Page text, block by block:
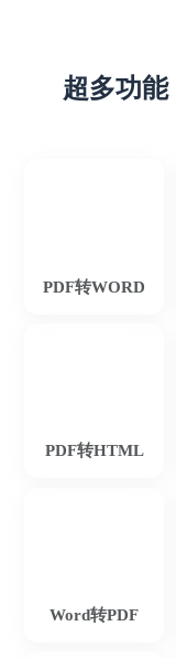
超多功能
PDF转WORD
PDF转HTML
Word转PDF
鱼仙E